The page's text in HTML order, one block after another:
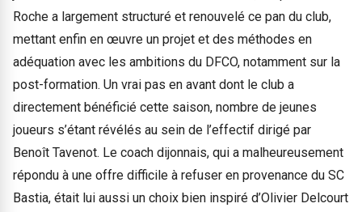
Roche a largement structuré et renouvelé ce pan du club,
mettant enfin en œuvre un projet et des méthodes en
adéquation avec les ambitions du DFCO, notamment sur la
post-formation. Un vrai pas en avant dont le club a
directement bénéficié cette saison, nombre de jeunes
joueurs s’étant révélés au sein de l’effectif dirigé par
Benoît Tavenot. Le coach dijonnais, qui a malheureusement
répondu à une offre difficile à refuser en provenance du SC
Bastia, était lui aussi un choix bien inspiré d’Olivier Delcourt